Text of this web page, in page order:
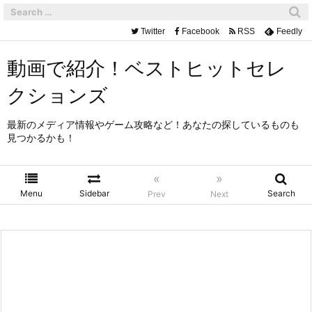
動画で紹介！ベストヒットセレ
クションズ
最新のメディア情報やゲーム攻略など！あなたの探しているものも
見つかるかも！
Menu Sidebar
«
Prev
»
Next Search
Twitter Facebook RSS Feedly